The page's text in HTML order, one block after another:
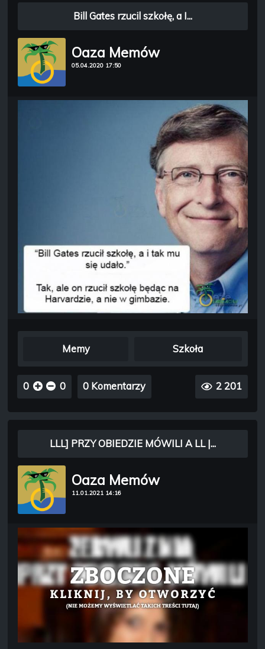
Oaza Memów
05.04.2020 17:50
Bill Gates rzucil szkołę, a I...
Memy Szkoła
0 0 0 Komentarzy 2 201
Oaza Memów
11.01.2021 14:16
LLL] PRZY OBIEDZIE MÓWILI A LL |...